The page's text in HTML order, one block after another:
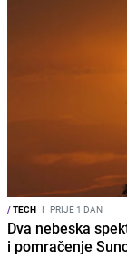
/TECH I PRIJE 1 DAN
Dva nebeska
i pomračenje